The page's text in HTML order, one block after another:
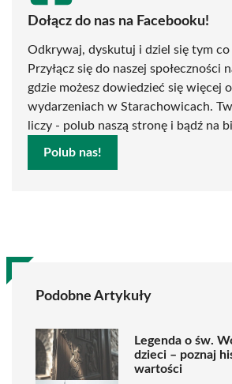
Dołącz do nas na Facebooku!
Odkrywaj, dyskutuj i dziel się tym co
Przyłącz się do naszej społeczności
gdzie możesz dowiedzieć się więcej
wydarzeniach w Starachowicach.
liczy - polub naszą stronę i bądź na
Polub nas!
Podobne Artykuły
Legenda o św.
dzieci – poznaj
wartości